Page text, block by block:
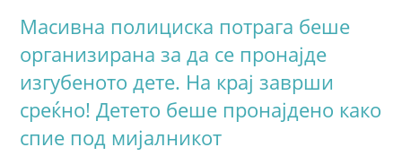
Масивна полициска потрага беше
организирана за да се пронајде
изгубеното дете. На крај заврши
среќно! Детето беше пронајдено како
спие под мијалникот